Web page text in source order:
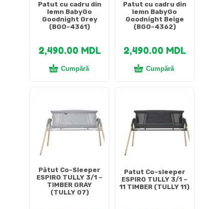
Patut cu cadru din
lemn BabyGo
Goodnight Grey
(BGO-4361)
2,490.00 MDL
Cumpără
Patut cu cadru din
lemn BabyGo
Goodnight Beige
(BGO-4362)
2,490.00 MDL
Cumpără
Pătut Co-Sleeper
ESPIRO TULLY 3/1 –
TIMBER GRAY
(TULLY 07)
Patut Co-sleeper
ESPIRO TULLY 3/1 –
11 TIMBER (TULLY 11)